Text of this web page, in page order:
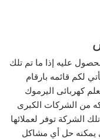
عليه إذا ما تم تلك
لكم قائمه بارقام
كهربائى اليرموك
من الشركات الكبرى
الشركة توفر لعملائها
يمكنه حل أي مشاكل